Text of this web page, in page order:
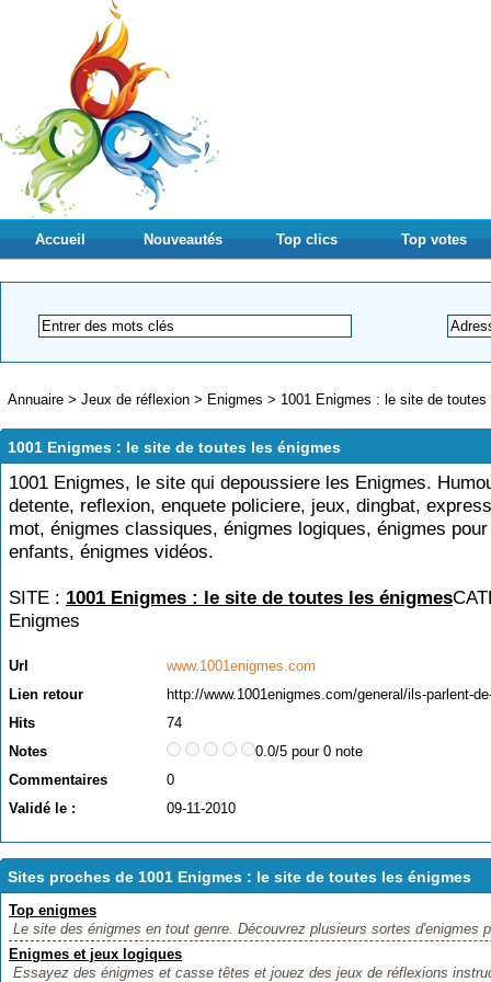
Accueil Nouveautés Top clics Top votes
Annuaire > Jeux de réflexion > Enigmes > 1001 Enigmes : le site de
1001 Enigmes : le site de toutes les énigmes
1001 Enigmes, le site qui depoussiere les Enigmes.
detente, reflexion, enquete policiere, jeux, dingbat,
mot, énigmes classiques, énigmes logiques, énigmes
enfants, énigmes vidéos.
SITE : 1001 Enigmes : le site de toutes les énigmes
Enigmes
Url
www.1001enigmes.com
Lien retour
http://www.1001enigmes.com/general/ils-parlent-
Hits
74
Notes
0.0/5 pour 0 note
Commentaires
0
Validé le :
09-11-2010
Sites proches de 1001 Enigmes : le site de toutes les énigmes
Top enigmes
Le site des énigmes en tout genre. Découvrez plusieurs sortes d'enigmes
Enigmes et jeux logiques
Essayez des énigmes et casse têtes et jouez des jeux de réflexions